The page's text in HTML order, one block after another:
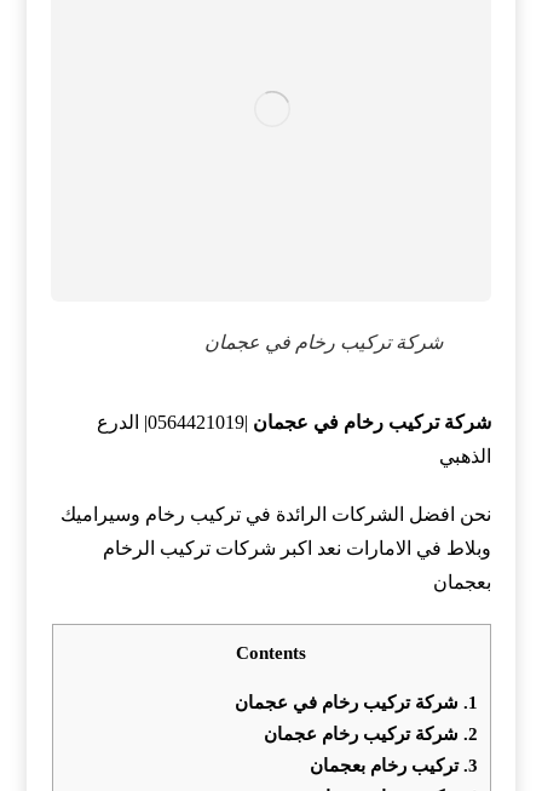
شركة تركيب رخام في عجمان
شركة تركيب رخام في عجمان
|0564421019| الدرع
الذهبي
نحن افضل الشركات الرائدة في تركيب رخام وسيراميك
وبلاط في الامارات نعد اكبر شركات تركيب الرخام
بعجمان
Contents
1. شركة تركيب رخام في عجمان
2. شركة تركيب رخام عجمان
3. تركيب رخام بعجمان